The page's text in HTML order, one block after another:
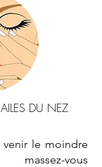
DU NEZ
venir le moindre
vous